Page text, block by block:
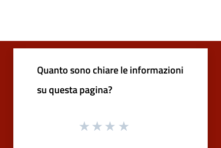
Quanto sono chiare le informazioni
su questa pagina?